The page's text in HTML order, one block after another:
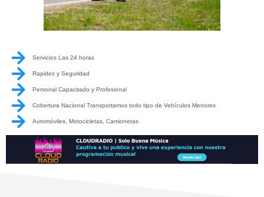
Servicios Las 24 horas
Rapidez y Seguridad
Personal Capacitado y Profesional
Cobertura Nacional Transportamos todo tipo de Vehículos Menores
Automóviles, Motocicletas, Camionetas